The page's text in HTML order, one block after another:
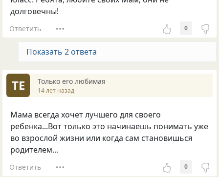
долговечны!
Ответить 0
Показать 2 ответа
ТЕ Только его любимая
14 лет назад
Мама всегда хочет лучшего для своего
ребенка...Вот только это начинаешь понимать уже
во взрослой жизни или когда сам становишься
родителем...
Ответить 0